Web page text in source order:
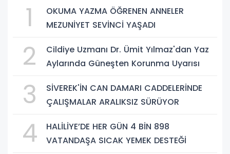
1
OKUMA YAZMA ÖĞRENEN ANNELER
MEZUNİYET SEVİNCİ YAŞADI
2
Cildiye Uzmanı Dr. Ümit Yılmaz'dan Yaz
Aylarında Güneşten Korunma Uyarısı
3
SİVEREK'İN CAN DAMARI CADDELERİNDE
ÇALIŞMALAR ARALIKSIZ SÜRÜYOR
4
HALİLİYE’DE HER GÜN 4 BİN 898
VATANDAŞA SICAK YEMEK DESTEĞİ